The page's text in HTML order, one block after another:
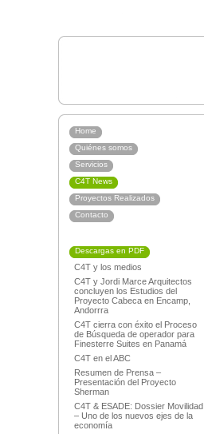
Home
Quiénes somos
Servicios
C4T News
Proyectos Realizados
Contacto
Descargas en PDF
C4T y los medios
C4T y Jordi Marce Arquitectos
concluyen los Estudios del
Proyecto Cabeca en Encamp,
Andorrra
C4T cierra con éxito el Proceso
de Búsqueda de operador para
Finesterre Suites en Panamá
C4T en el ABC
Resumen de Prensa –
Presentación del Proyecto
Sherman
C4T & ESADE: Dossier Movilidad
– Uno de los nuevos ejes de la
economía